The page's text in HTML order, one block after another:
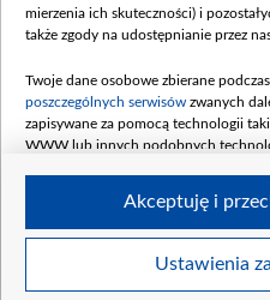
mierzenia ich skuteczności) i
także zgody na udostępnianie przez
Twoje dane osobowe zbierane
poszczególnych serwisów zwanych
zapisywane za pomocą technologii
WWW lub innych podobnych
Twoje dane osobowe zbierane
Ustawienia
Akceptuję i